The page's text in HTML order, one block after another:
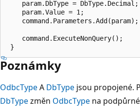
    param.DbType = DbType.Decimal;
    param.Value = 1;
    command.Parameters.Add(param);
    command.ExecuteNonQuery();
Poznámky
OdbcTypeA DbType jsou propojené.
DbTypezměn OdbcType na podpůrné